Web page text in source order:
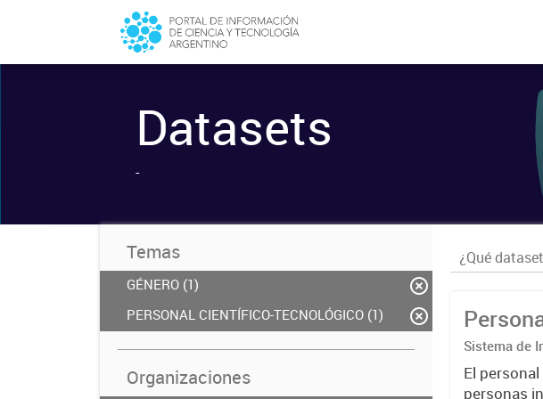
Datasets
-
Temas
GÉNERO (1)
PERSONAL CIENTÍFICO-TECNOLÓGICO (1)
Organizaciones
Sistema de
El
personas